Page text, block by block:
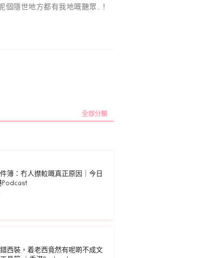
隱世地方都有我地嘅聽眾…！
全部分類
簿：冇人㩒𨋢嘅真正原因｜今日
Podcast
西裝，着老西竟然有呢啲不成文